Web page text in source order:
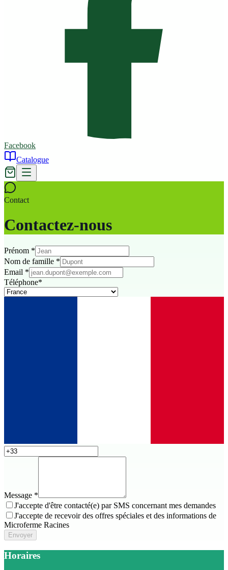
Facebook
Catalogue
Contact
Contactez-nous
Prénom *
Nom de famille *
Email *
Téléphone*
Message *
J'accepte d'être contacté(e) par SMS concernant mes demandes
J'accepte de recevoir des offres spéciales et des informations de
Microferme Racines
Envoyer
Horaires